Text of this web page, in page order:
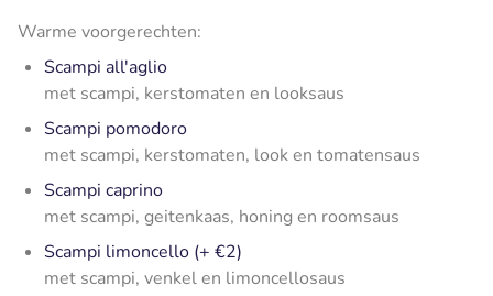
Warme voorgerechten:
Scampi all'aglio
met scampi, kerstomaten en looksaus
Scampi pomodoro
met scampi, kerstomaten, look en tomatensaus
Scampi caprino
met scampi, geitenkaas, honing en roomsaus
Scampi limoncello (+ €2)
met scampi, venkel en limoncellosaus